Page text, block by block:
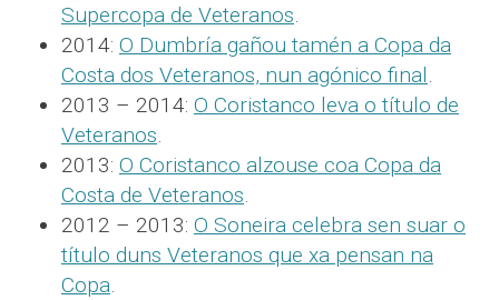
Supercopa de Veteranos.
2014: O Dumbría gañou tamén a Copa da
Costa dos Veteranos, nun agónico final.
2013 – 2014: O Coristanco leva o título de
Veteranos.
2013: O Coristanco alzouse coa Copa da
Costa de Veteranos.
2012 – 2013: O Soneira celebra sen suar o
título duns Veteranos que xa pensan na
Copa.